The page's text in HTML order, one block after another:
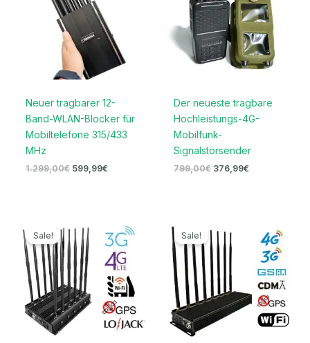
Neuer tragbarer 12-
Band-WLAN-Blocker für
Mobiltelefone 315/433
MHz
1.299,00€ 599,99€
Der neueste tragbare
Hochleistungs-4G-
Mobilfunk-
Signalstörsender
799,00€ 376,99€
Sale!
Preis
war:
1.199,00€
Preis
ist:
569,99€.
Sale!
Preis
war:
1.299,00€
Preis
ist:
669,99€.